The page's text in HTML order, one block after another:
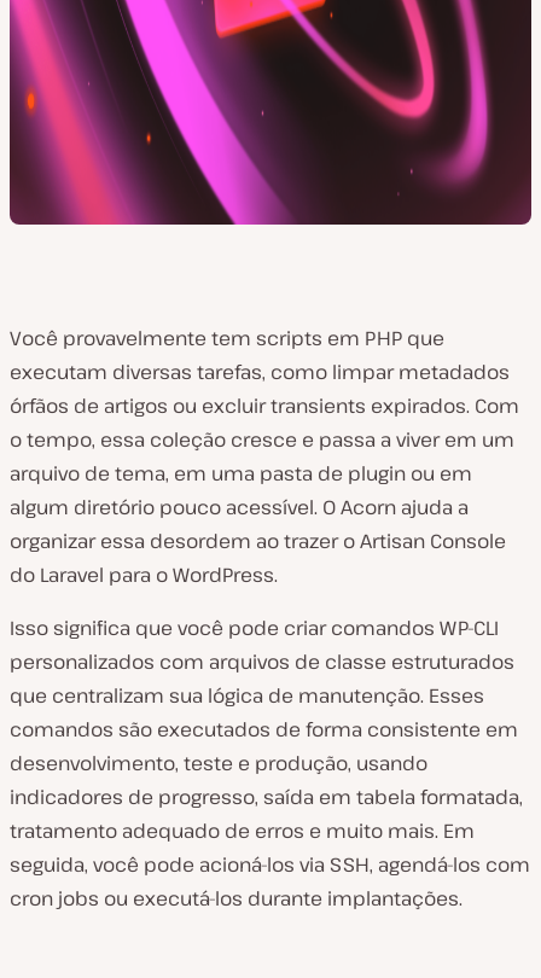
Você provavelmente tem scripts em PHP que
executam diversas tarefas, como limpar metadados
órfãos de artigos ou excluir transients expirados. Com
o tempo, essa coleção cresce e passa a viver em um
arquivo de tema, em uma pasta de plugin ou em
algum diretório pouco acessível. O Acorn ajuda a
organizar essa desordem ao trazer o Artisan Console
do Laravel para o WordPress.
Isso significa que você pode criar comandos WP-CLI
personalizados com arquivos de classe estruturados
que centralizam sua lógica de manutenção. Esses
comandos são executados de forma consistente em
desenvolvimento, teste e produção, usando
indicadores de progresso, saída em tabela formatada,
tratamento adequado de erros e muito mais. Em
seguida, você pode acioná-los via SSH, agendá-los com
cron jobs ou executá-los durante implantações.